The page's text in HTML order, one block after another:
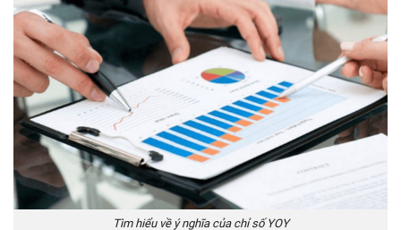
Tìm hiểu về ý nghĩa của chỉ số YOY